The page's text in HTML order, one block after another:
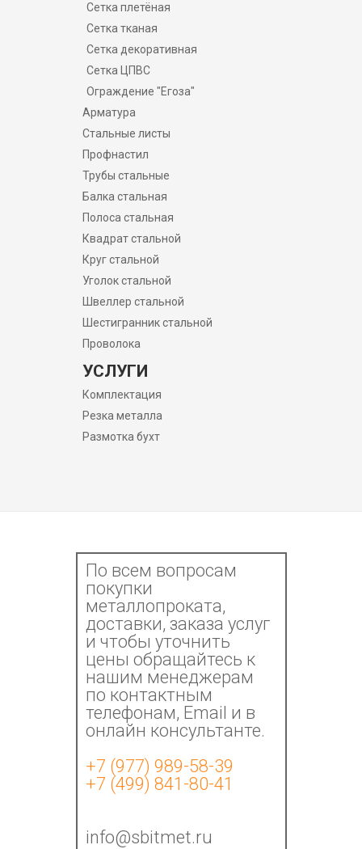
Сетка плетёная
Сетка тканая
Сетка декоративная
Сетка ЦПВС
Ограждение "Егоза"
Арматура
Стальные листы
Профнастил
Трубы стальные
Балка стальная
Полоса стальная
Квадрат стальной
Круг стальной
Уголок стальной
Швеллер стальной
Шестигранник стальной
Проволока
УСЛУГИ
Комплектация
Резка металла
Размотка бухт
По всем вопросам
покупки
металлопроката,
доставки, заказа услуг
и чтобы уточнить
цены обращайтесь к
нашим менеджерам
по контактным
телефонам, Email и в
онлайн консультанте.
+7 (977) 989-58-39
+7 (499) 841-80-41
info@sbitmet.ru